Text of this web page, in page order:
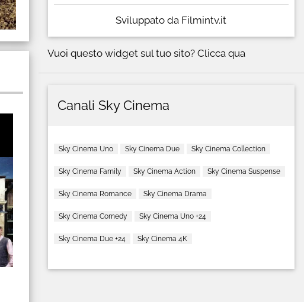
Sviluppato da Filmintv.it
Vuoi questo widget sul tuo sito? Clicca qua
Canali Sky Cinema
Sky Cinema Uno Sky Cinema Due Sky Cinema Collection
Sky Cinema Family Sky Cinema Action Sky Cinema Suspense
Sky Cinema Romance Sky Cinema Drama
Sky Cinema Comedy Sky Cinema Uno +24
Sky Cinema Due +24 Sky Cinema 4K